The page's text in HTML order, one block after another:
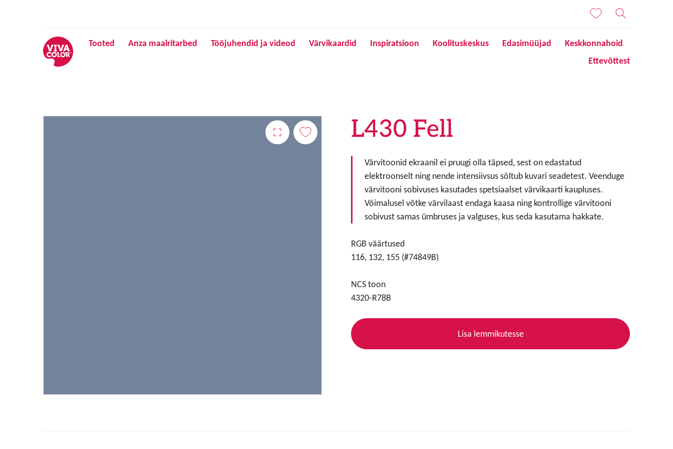
Tooted Anza maalritarbed Tööjuhendid ja videod Värvikaardid Inspiratsioon Koolituskeskus Edasimüüjad
Keskkonnahoid
Ettevõttest
L430 Fell
Värvitoonid ekraanil ei pruugi olla täpsed, sest on edastatud
elektroonselt ning nende intensiivsus sõltub kuvari seadetest. Veenduge
värvitooni sobivuses kasutades spetsiaalset värvikaarti kaupluses.
Võimalusel võtke värvilaast endaga kaasa ning kontrollige värvitooni
sobivust samas ümbruses ja valguses, kus seda kasutama hakkate.
RGB väärtused
116, 132, 155 (#74849B)
NCS toon
4320-R78B
Lisa lemmikutesse